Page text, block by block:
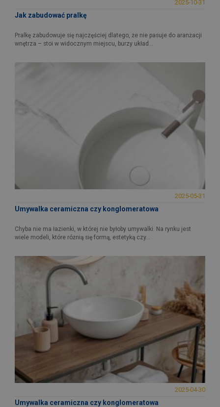
2025-10-31
Jak zabudować pralkę
Pralkę zabudowuje się najczęściej dlatego, że nie pasuje do aranżacji
wnętrza – stoi w widocznym miejscu, burzy układ...
2025-05-31
Umywalka ceramiczna czy konglomeratowa
Chyba nie ma łazienki, w której nie byłoby umywalki. Na rynku jest
wiele modeli, które różnią się formą, estetyką czy...
2025-04-30
Umywalka ceramiczna czy konglomeratowa